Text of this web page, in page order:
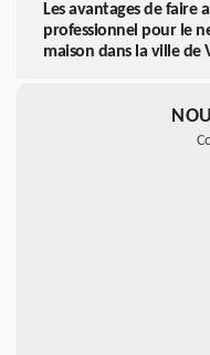
Les avantages de faire
professionnel pour le
maison dans la ville de